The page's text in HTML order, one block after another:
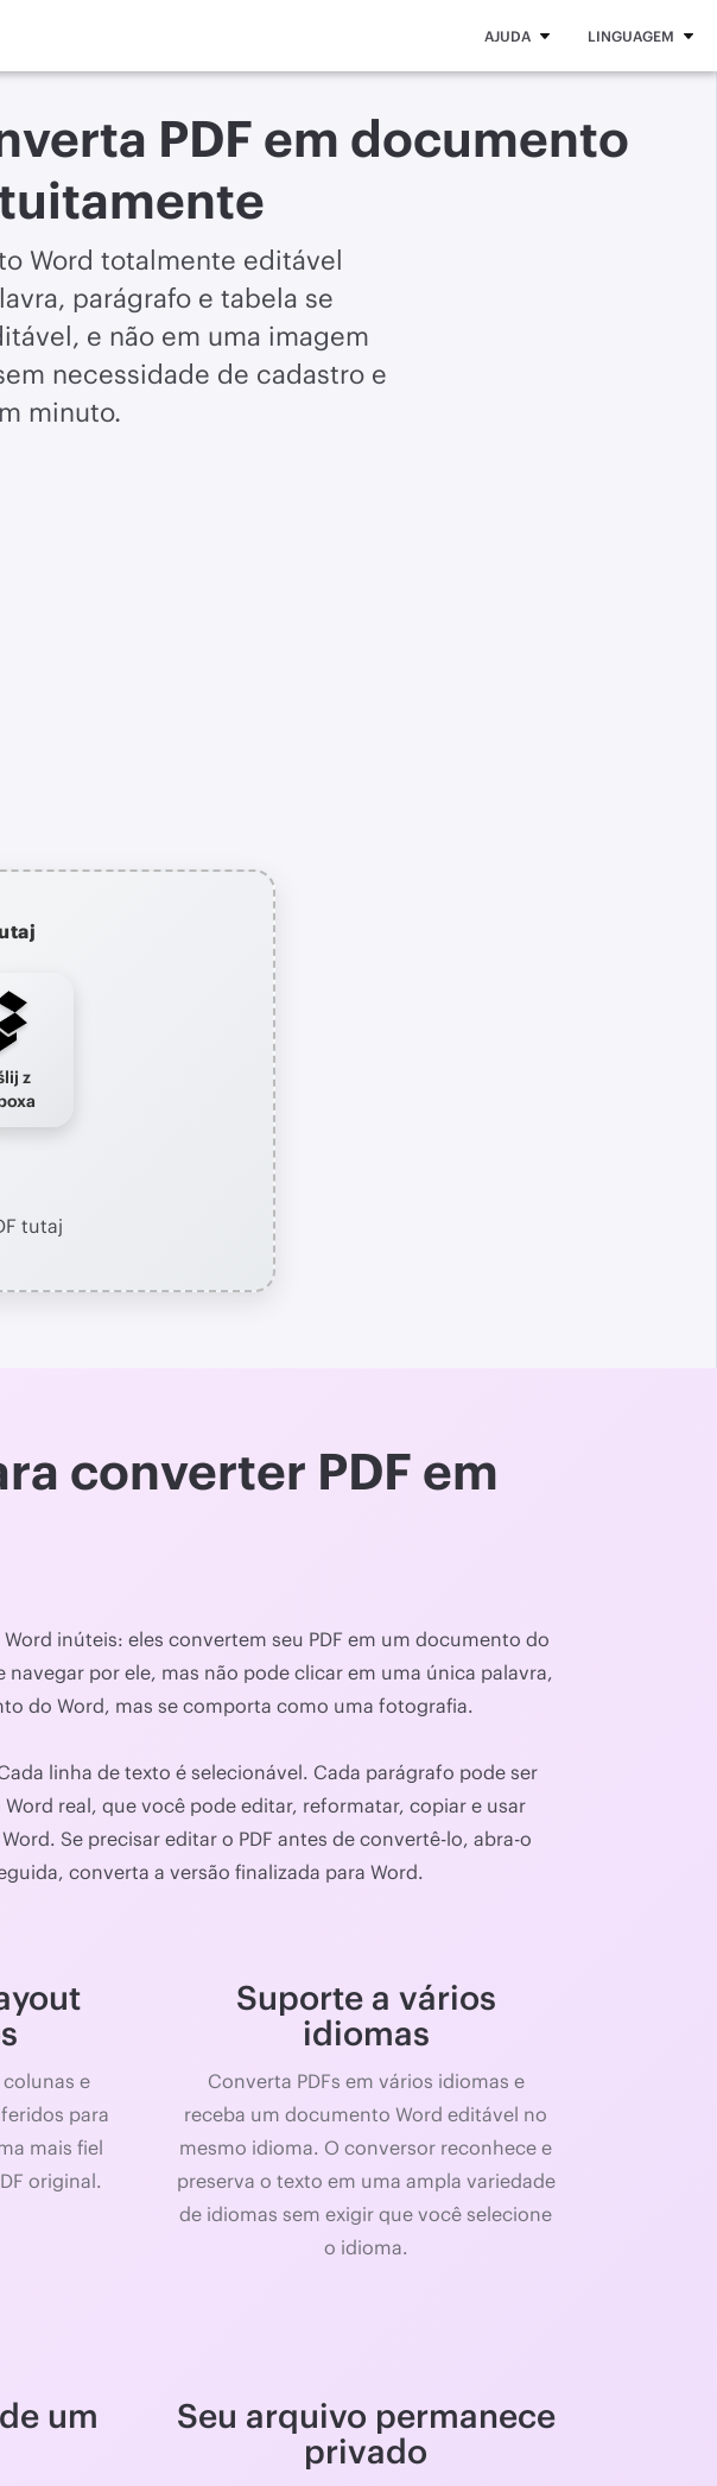
AJUDA LINGUAGEM
PDF em documento
Word totalmente editável
parágrafo e tabela se
e não em uma imagem
necessidade de cadastro e
minuto.
z
tutaj
converter PDF em
inúteis: eles convertem seu PDF em um documento do
por ele, mas não pode clicar em uma única palavra,
do Word, mas se comporta como uma fotografia.
linha de texto é selecionável. Cada parágrafo pode ser
real, que você pode editar, reformatar, copiar e usar
Se precisar editar o PDF antes de convertê-lo, abra-o
converta a versão finalizada para Word.
e
para
mais fiel
original.
Suporte a vários
idiomas
Converta PDFs em vários idiomas e
receba um documento Word editável no
mesmo idioma. O conversor reconhece e
preserva o texto em uma ampla variedade
de idiomas sem exigir que você selecione
o idioma.
um
Seu arquivo permanece
privado